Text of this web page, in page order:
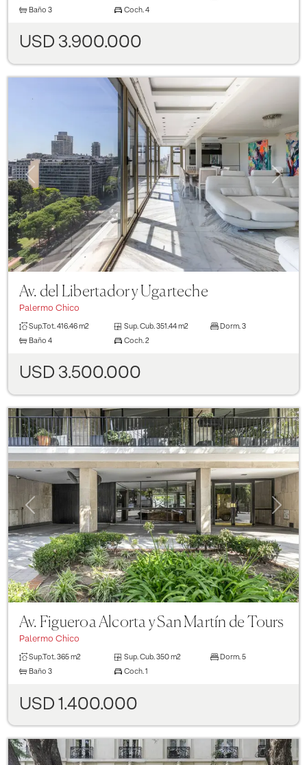
Baño 3 Coch. 4
USD 3.900.000
Previous Next
Av. del Libertador y Ugarteche
Palermo Chico
Sup.Tot. 416.46 m2 Sup. Cub. 351.44 m2 Dorm. 3
Baño 4 Coch. 2
USD 3.500.000
Previous Next
Av. Figueroa Alcorta y San Martín de Tours
Palermo Chico
Sup.Tot. 365 m2 Sup. Cub. 350 m2 Dorm. 5
Baño 3 Coch. 1
USD 1.400.000